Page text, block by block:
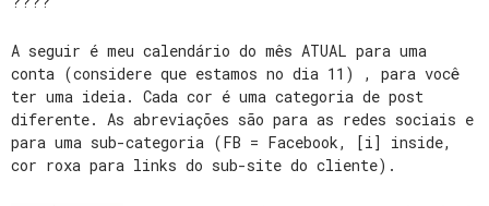
A seguir é meu calendário do mês ATUAL para uma
conta (considere que estamos no dia 11) , para você
ter uma ideia. Cada cor é uma categoria de post
diferente. As abreviações são para as redes sociais e
para uma sub-categoria (FB = Facebook, [i] inside,
cor roxa para links do sub-site do cliente).